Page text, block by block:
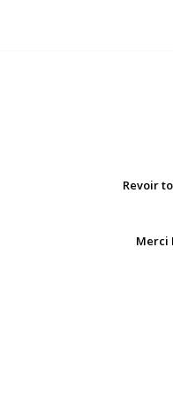
Revoir
Merci